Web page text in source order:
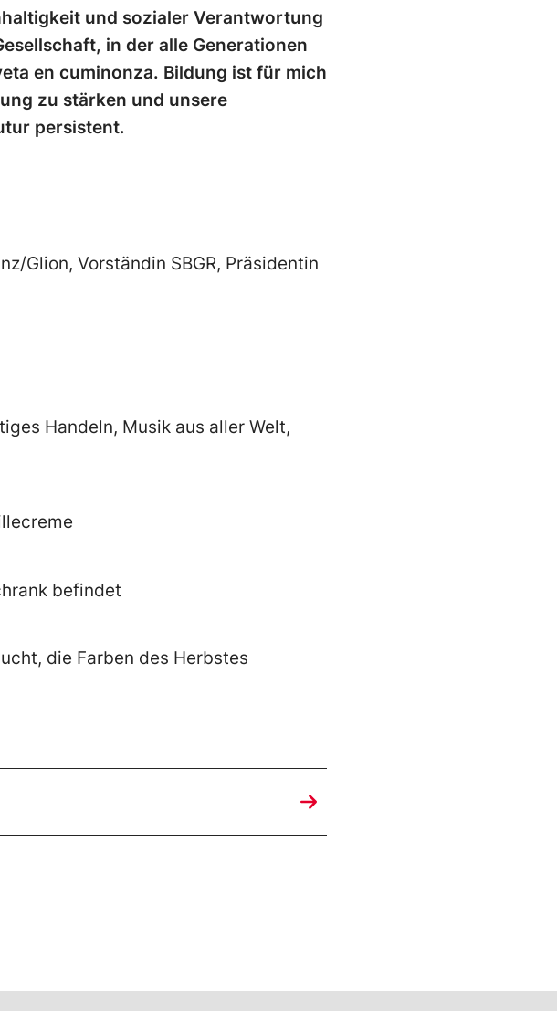
und sozialer Verantwortung
in der alle Generationen
en cuminonza. Bildung ist für mich
zu stärken und unsere
persistent.
Glion, Vorständin SBGR, Präsidentin
Handeln, Musik aus aller Welt,
befindet
die Farben des Herbstes